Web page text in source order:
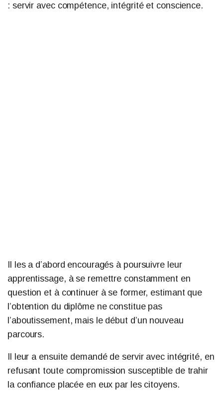
: servir avec compétence, intégrité et conscience.
Il les a d’abord encouragés à poursuivre leur
apprentissage, à se remettre constamment en
question et à continuer à se former, estimant que
l’obtention du diplôme ne constitue pas
l’aboutissement, mais le début d’un nouveau
parcours.
Il leur a ensuite demandé de servir avec intégrité, en
refusant toute compromission susceptible de trahir
la confiance placée en eux par les citoyens.